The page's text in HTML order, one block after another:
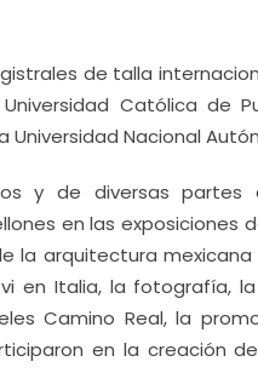
de talla
Católica de
Universidad Nacional
y de diversas
en las exposiciones
la arquitectura
en Italia, la fotografía,
Camino Real, la
en la creación